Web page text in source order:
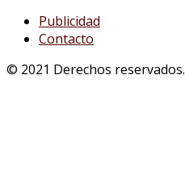
Publicidad
Contacto
© 2021 Derechos reservados.